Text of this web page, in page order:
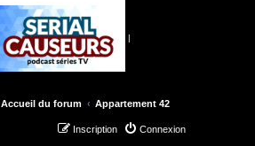
|
Accueil du forum Appartement 42
Connexion
Inscription